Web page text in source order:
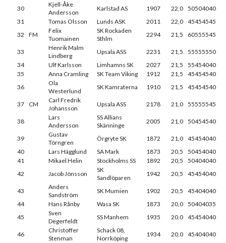
30
Kjell-Åke
Andersson
Karlstad AS 1907 22,0 50504040
31
Tomas Olsson Lunds ASK 2011 22,0 45454545
32
FM
Felix
Tuomainen
SK Rockaden
Sthlm
2294 21,5 60555545
33
Henrik Malm
Lindberg
Upsala ASS 2231 21,5
55555550
34
Ulf Karlsson Limhamns SK 2027 21,5
55454040
35
Anna Cramling SK Team Viking 1912 21,5
45454540
36
Ola
Westerlund
SK Kamraterna 1910 21,5 45454540
37 CM
Carl Fredrik
Johansson
Upsala ASS 2178 21,0 55555545
38
Lars
Andersson
SS Allians
Skänninge
2005 21,0 50454540
39
Gustav
Törngren
Örgryte SK 1872 21,0 45454040
40
Lars Hägglund SA Mark 1873 20,5
50454040
41
Mikael Helin Stockholms SS 1892 20,5
50404040
42
Jacob Jönsson
SK
Sandlöparen
1942 20,5 45454040
43
Anders
Sandström
SK Mumien 1902 20,5
45404040
44
Hans Rånby Wasa SK 1873 20,0 50404035
45
Sven
Degerfeldt
SS Manhem 1935 20,0 45454040
46
Christoffer
Stenman
Schack 08,
Norrköping
1934 20,0 45404040